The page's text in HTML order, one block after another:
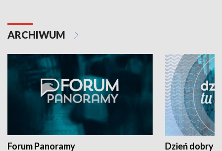
ARCHIWUM
Forum Panoramy Dzień dobry